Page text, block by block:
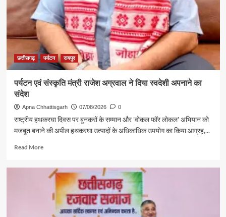
दस्तक
छत्तीसगढ़ पर्यटन रायपुर
पर्यटन एवं संस्कृति मंत्री राजेश अग्रवाल ने दिया स्वदेशी अपनाने का
संदेश
Apna Chhattisgarh 07/08/2026 0
राष्ट्रीय हथकरघा दिवस पर बुनकरों के सम्मान और 'वोकल फॉर लोकल' अभियान को
मजबूत बनाने की अपील हथकरघा उत्पादों के अधिकाधिक उपयोग का किया आग्रह,...
Read MoreRead
पर्यटन
संस्कृति
मंत्री
राजेश